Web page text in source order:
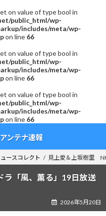
on value of type bool in
public_html/wp-
includes/meta/wp-
on line 66
on value of type bool in
public_html/wp-
includes/meta/wp-
on line 66
on value of type bool in
public_html/wp-
includes/meta/wp-
on line 66
ンテナ速報
ースコレクト 見上愛＆上坂樹里
「風、薫る」19日放送
2026年5月20日